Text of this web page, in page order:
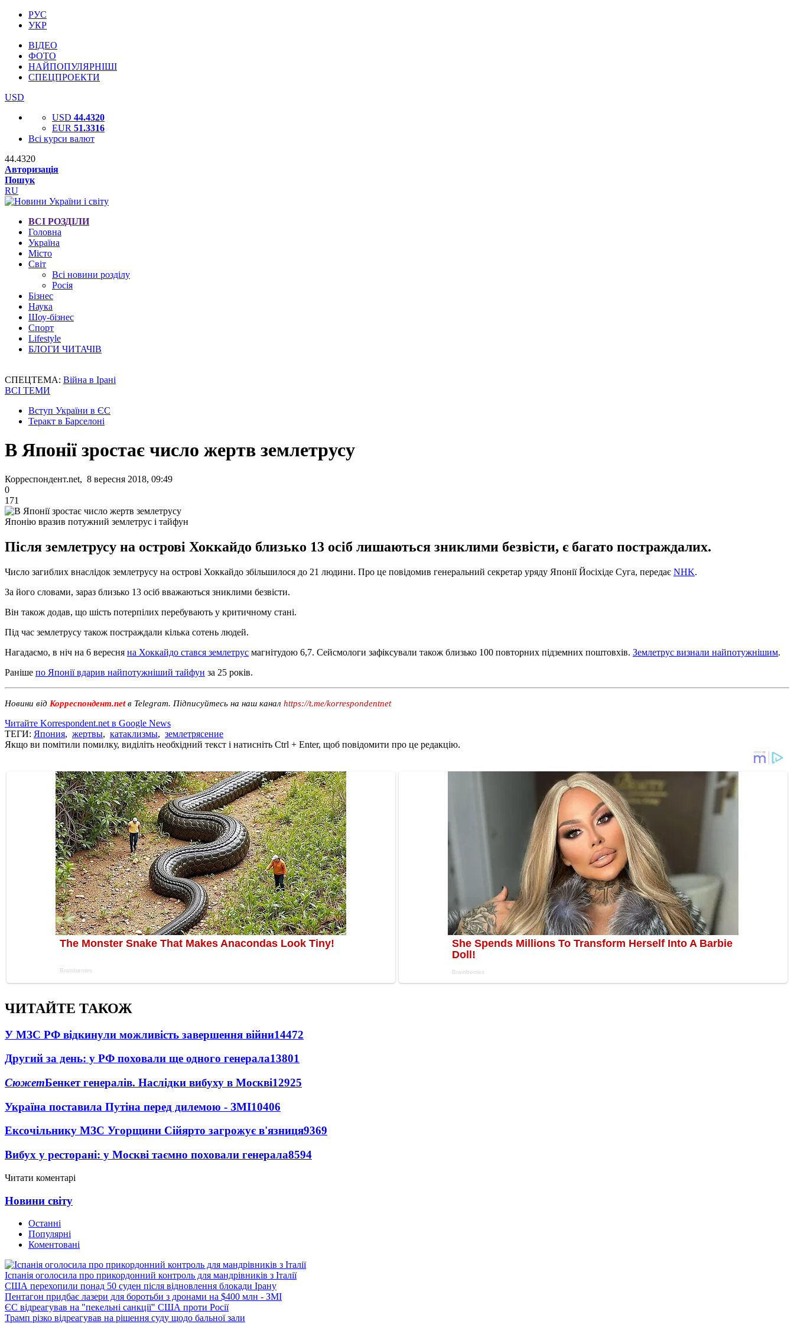
РУС
УКР
ВІДЕО
ФОТО
НАЙПОПУЛЯРНІШІ
СПЕЦПРОЕКТИ
USD
USD 44.4320
EUR 51.3316
Всі курси валют
44.4320
Авторизація
Пошук
RU
ВСІ РОЗДІЛИ
Головна
Україна
Місто
Світ
Всі новини розділу
Росія
Бізнес
Наука
Шоу-бізнес
Спорт
Lifestyle
БЛОГИ ЧИТАЧІВ
СПЕЦТЕМА: Війна в Ірані
ВСІ ТЕМИ
Вступ України в ЄС
Теракт в Барселоні
В Японії зростає число жертв землетрусу
Корреспондент.net, 8 вересня 2018, 09:49
0
171
Японію вразив потужний землетрус і тайфун
Після землетрусу на острові Хоккайдо близько 13 осіб лишаються зниклими безвісти, є багато постраждалих.
Число загиблих внаслідок землетрусу на острові Хоккайдо збільшилося до 21 людини. Про це повідомив генеральний секретар уряду Японії Йосіхіде Суга, передає NHK.
За його словами, зараз близько 13 осіб вважаються зниклими безвісти.
Він також додав, що шість потерпілих перебувають у критичному стані.
Під час землетрусу також постраждали кілька сотень людей.
Нагадаємо, в ніч на 6 вересня на Хоккайдо стався землетрус магнітудою 6,7. Сейсмологи зафіксували також близько 100 повторних підземних поштовхів. Землетрус визнали найпотужнішим.
Раніше по Японії вдарив найпотужніший тайфун за 25 років.
Новини від Корреспондент.netв Telegram. Підписуйтесь на наш канал https://t.me/korrespondentnet
Читайте Korrespondent.net в Google News
ТЕГИ: Япония, жертвы, катаклизмы, землетрясение
Якщо ви помітили помилку, виділіть необхідний текст і натисніть Ctrl + Enter, щоб повідомити про це редакцію.
ЧИТАЙТЕ ТАКОЖ
У МЗС РФ відкинули можливість завершення війни14472
Другий за день: у РФ поховали ще одного генерала13801
СюжетБенкет генералів. Наслідки вибуху в Москві12925
Україна поставила Путіна перед дилемою - ЗМІ10406
Ексочільнику МЗС Угорщини Сійярто загрожує в'язниця9369
Вибух у ресторані: у Москві таємно поховали генерала8594
Читати коментарі
Новини світу
Останні
Популярні
Коментовані
Іспанія оголосила про прикордонний контроль для мандрівників з Італії
США перехопили понад 50 суден після відновлення блокади Ірану
Пентагон придбає лазери для боротьби з дронами на $400 млн - ЗМІ
ЄС відреагував на "пекельні санкції" США проти Росії
Трамп різко відреагував на рішення суду щодо бальної зали